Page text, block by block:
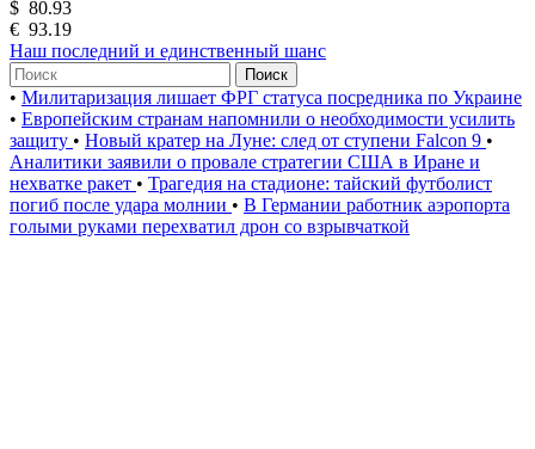
$ 80.93
€ 93.19
Наш последний и единственный шанс
Поиск
• Милитаризация лишает ФРГ статуса посредника по Украине
• Европейским странам напомнили о необходимости усилить
защиту • Новый кратер на Луне: след от ступени Falcon 9 •
Аналитики заявили о провале стратегии США в Иране и
нехватке ракет • Трагедия на стадионе: тайский футболист
погиб после удара молнии • В Германии работник аэропорта
голыми руками перехватил дрон со взрывчаткой